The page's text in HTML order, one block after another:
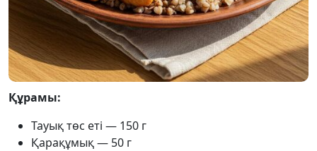
Құрамы:
Тауық төс еті — 150 г
Қарақұмық — 50 г